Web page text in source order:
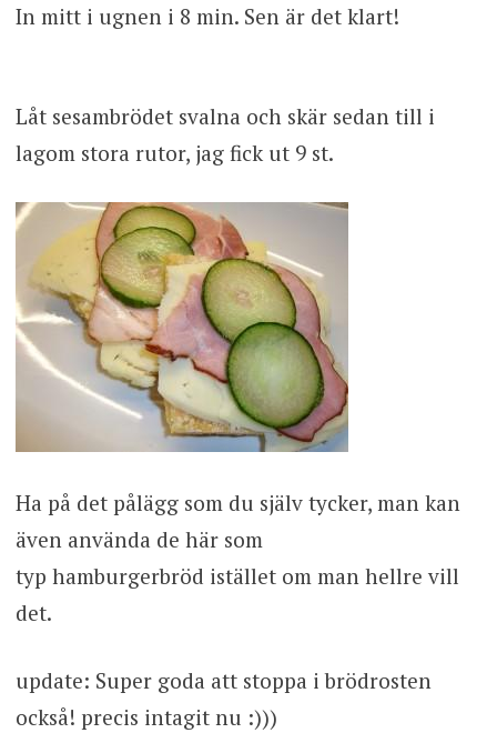
In mitt i ugnen i 8 min. Sen är det klart!
Låt sesambrödet svalna och skär sedan till i
lagom stora rutor, jag fick ut 9 st.
Ha på det pålägg som du själv tycker, man kan
även använda de här som
typ hamburgerbröd istället om man hellre vill
det.
update: Super goda att stoppa i brödrosten
också! precis intagit nu :)))